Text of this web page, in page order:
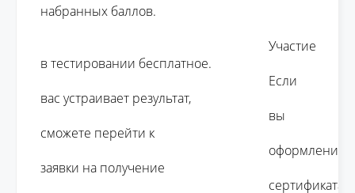
набранных баллов.
в тестировании бесплатное.
вас устраивает результат,
сможете перейти к
заявки на получение